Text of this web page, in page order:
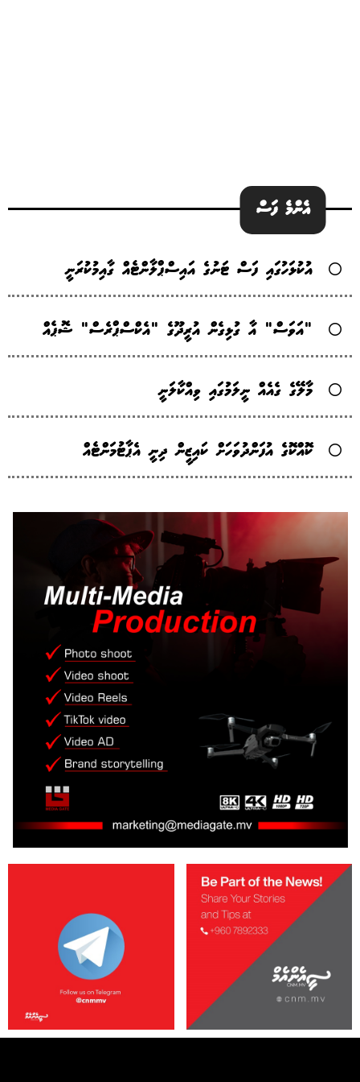
އެންމެ ފަސް
އުކުޅަހުގައި ފަސް ޓަނުގެ އައިސްޕްލާންޓެއް ގާއިމުކުރަނީ
"އަވަސް" އާ ގުޅިގެން އުރީދޫގެ "އެކްސްޕްރެސް" ޝޮޕެއް
މާލޭގެ ގެއެއް ނީލަމުގައި ވިއްކާލަނީ
ކޮއްކޮގެ އުފަންދުވަހަށް ކައިޒީން ދިނީ އެޕާޓުމަންޓެއް